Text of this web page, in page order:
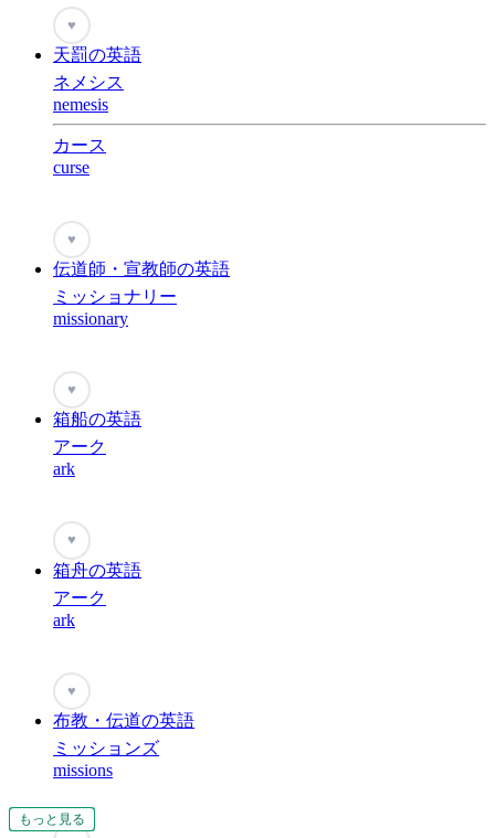
もっと見る
もっと見る
もっと見る
もっと見る
もっと見る
もっと見る
もっと見る
もっと見る
もっと見る
♥
天罰の英語
ネメシス
nemesis
カース
curse
もっと見る
♥
伝道師・宣教師の英語
ミッショナリー
missionary
♥
箱船の英語
アーク
ark
♥
箱舟の英語
アーク
ark
♥
布教・伝道の英語
ミッションズ
missions
もっと見る
もっと見る